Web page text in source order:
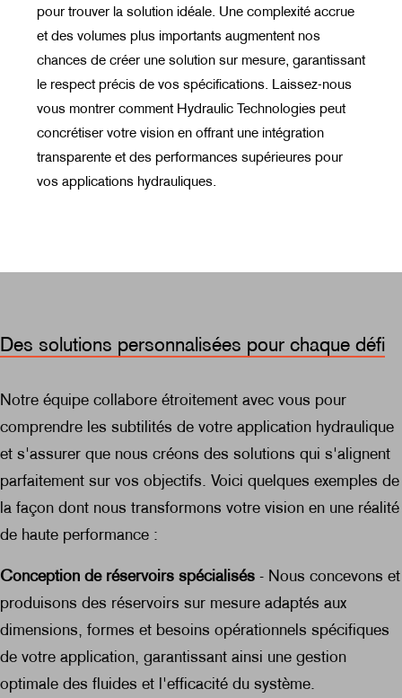
pour trouver la solution idéale. Une complexité accrue
et des volumes plus importants augmentent nos
chances de créer une solution sur mesure, garantissant
le respect précis de vos spécifications. Laissez-nous
vous montrer comment Hydraulic Technologies peut
concrétiser votre vision en offrant une intégration
transparente et des performances supérieures pour
vos applications hydrauliques.
Des solutions personnalisées pour chaque défi
Notre équipe collabore étroitement avec vous pour
comprendre les subtilités de votre application hydraulique
et s'assurer que nous créons des solutions qui s'alignent
parfaitement sur vos objectifs. Voici quelques exemples de
la façon dont nous transformons votre vision en une réalité
de haute performance :
Conception de réservoirs spécialisés - Nous concevons et
produisons des réservoirs sur mesure adaptés aux
dimensions, formes et besoins opérationnels spécifiques
de votre application, garantissant ainsi une gestion
optimale des fluides et l'efficacité du système.